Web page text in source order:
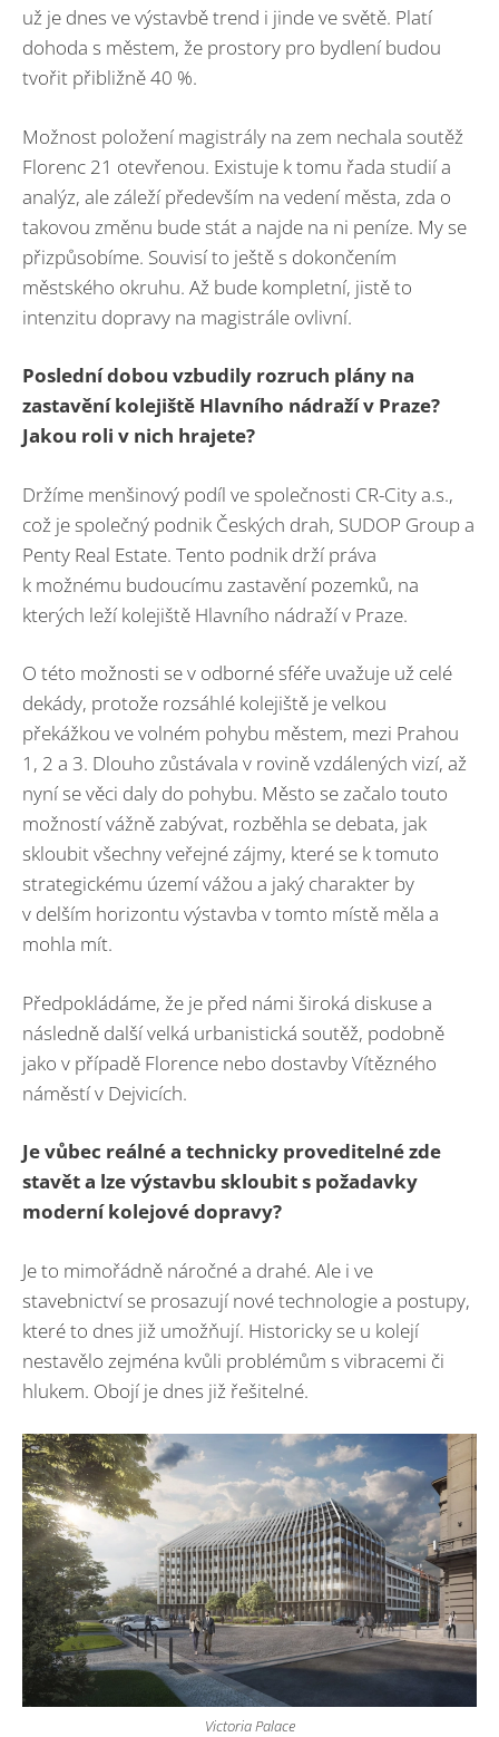
už je dnes ve výstavbě trend i jinde ve světě. Platí
dohoda s městem, že prostory pro bydlení budou
tvořit přibližně 40 %.
Možnost položení magistrály na zem nechala soutěž
Florenc 21 otevřenou. Existuje k tomu řada studií a
analýz, ale záleží především na vedení města, zda o
takovou změnu bude stát a najde na ni peníze. My se
přizpůsobíme. Souvisí to ještě s dokončením
městského okruhu. Až bude kompletní, jistě to
intenzitu dopravy na magistrále ovlivní.
Poslední dobou vzbudily rozruch plány na
zastavění kolejiště Hlavního nádraží v Praze?
Jakou roli v nich hrajete?
Držíme menšinový podíl ve společnosti CR-City a.s.,
což je společný podnik Českých drah, SUDOP Group a
Penty Real Estate. Tento podnik drží práva
k možnému budoucímu zastavění pozemků, na
kterých leží kolejiště Hlavního nádraží v Praze.
O této možnosti se v odborné sféře uvažuje už celé
dekády, protože rozsáhlé kolejiště je velkou
překážkou ve volném pohybu městem, mezi Prahou
1, 2 a 3. Dlouho zůstávala v rovině vzdálených vizí, až
nyní se věci daly do pohybu. Město se začalo touto
možností vážně zabývat, rozběhla se debata, jak
skloubit všechny veřejné zájmy, které se k tomuto
strategickému území vážou a jaký charakter by
v delším horizontu výstavba v tomto místě měla a
mohla mít.
Předpokládáme, že je před námi široká diskuse a
následně další velká urbanistická soutěž, podobně
jako v případě Florence nebo dostavby Vítězného
náměstí v Dejvicích.
Je vůbec reálné a technicky proveditelné zde
stavět a lze výstavbu skloubit s požadavky
moderní kolejové dopravy?
Je to mimořádně náročné a drahé. Ale i ve
stavebnictví se prosazují nové technologie a postupy,
které to dnes již umožňují. Historicky se u kolejí
nestavělo zejména kvůli problémům s vibracemi či
hlukem. Obojí je dnes již řešitelné.
Victoria Palace